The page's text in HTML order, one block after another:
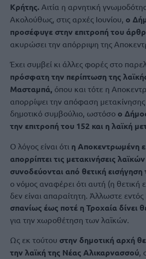
Κρήτης. Αιτία η αρνητική
Ακολούθως, στις αρχές Ιουνίου, ο
προσέφυγε στην επιτροπή του
ακυρώσει την απόρριψη της
Έχει συμβεί κι άλλες φορές στο
πρόσφατη την περίπτωση της
Μασταμπά, όπου και τότε η
απορρίψει την απόφαση μετακίνησης
δημοτικό συμβούλιο, ωστόσο ο
την επιτροπή του 152 και η λαϊκή
Ο λόγος είναι ότι η Αποκεντρωμένη
απορρίπτει τις μετακινήσεις
συνοδεύονται από θετική εισήγηση
ο νόμος αναφέρει ότι αυτή (η θετική
δεν είναι απαραίτητη. Άλλωστε
σπανίως έως ποτέ η Τροχαία δίνει
για την χωροθέτηση των λαϊκών.
Ως εκ τούτου στην δημοτική αρχή
την λαϊκή της Νέας Αλικαρνασσού,